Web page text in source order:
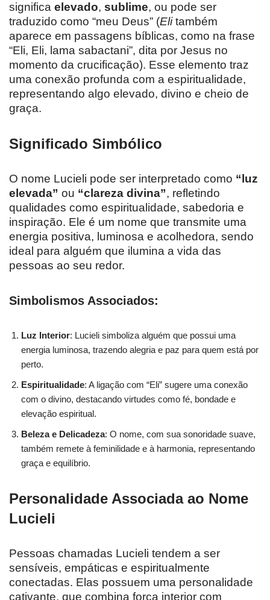
significa elevado, sublime, ou pode ser
traduzido como “meu Deus” (Elitambém
aparece em passagens bíblicas, como na frase
“Eli, Eli, lama sabactani”, dita por Jesus no
momento da crucificação). Esse elemento traz
uma conexão profunda com a espiritualidade,
representando algo elevado, divino e cheio de
graça.
Significado Simbólico
O nome Lucieli pode ser interpretado como “luz
elevada” ou “clareza divina”, refletindo
qualidades como espiritualidade, sabedoria e
inspiração. Ele é um nome que transmite uma
energia positiva, luminosa e acolhedora, sendo
ideal para alguém que ilumina a vida das
pessoas ao seu redor.
Simbolismos Associados:
Luz Interior: Lucieli simboliza alguém que possui uma
energia luminosa, trazendo alegria e paz para quem está por
perto.
Espiritualidade: A ligação com “Eli” sugere uma conexão
com o divino, destacando virtudes como fé, bondade e
elevação espiritual.
Beleza e Delicadeza: O nome, com sua sonoridade suave,
também remete à feminilidade e à harmonia, representando
graça e equilíbrio.
Personalidade Associada ao Nome
Lucieli
Pessoas chamadas Lucieli tendem a ser
sensíveis, empáticas e espiritualmente
conectadas. Elas possuem uma personalidade
cativante, que combina força interior com